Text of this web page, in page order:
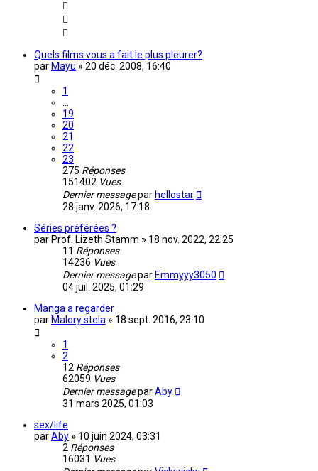
Quels films vous a fait le plus pleurer?
par Mayu » 20 déc. 2008, 16:40
1
19
20
21
22
23
275 Réponses
151402 Vues
Dernier messagepar hellostar
28 janv. 2026, 17:18
Séries préférées ?
par Prof. Lizeth Stamm » 18 nov. 2022, 22:25
11 Réponses
14236 Vues
Dernier messagepar Emmyyy3050
04 juil. 2025, 01:29
Manga a regarder
par Malory stela » 18 sept. 2016, 23:10
1
2
12 Réponses
62059 Vues
Dernier messageparAby
31 mars 2025, 01:03
sex/life
parAby » 10 juin 2024, 03:31
2 Réponses
16031 Vues